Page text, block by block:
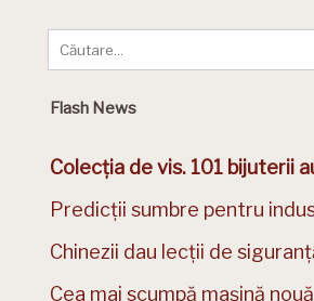
Flash News
Colecția de vis. 101 bijuterii
Predicții sumbre pentru
Chinezii dau lecții de
Cea mai scumpă mașină nouă